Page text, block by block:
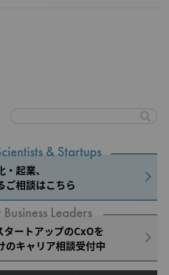
& Startups
起業、
ご相談はこちら
Business Leaders
タートアップのCxOを
のキャリア相談受付中